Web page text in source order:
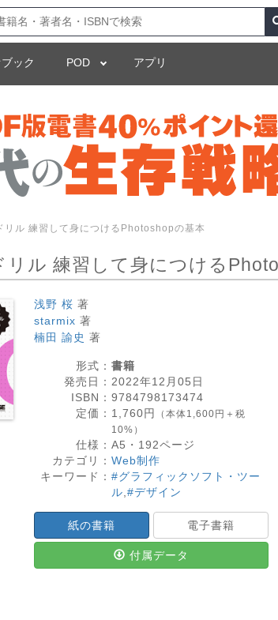
ック POD アプリ
リル 練習して身につけるPhotoshopの基本
リル 練習して身につける
浅野 桜 著
starmix 著
楠田 諭史 著
形式： 書籍
発売日： 2022年12月05日
ISBN： 9784798173474
定価： 1,760円
（本体1,600円＋税
10%）
仕様： A5・ 192ページ
カテゴリ： Web制作
キーワード： #グラフィックソフト・ツー
ル #デザイン
紙の書籍 電子書籍
付属データ